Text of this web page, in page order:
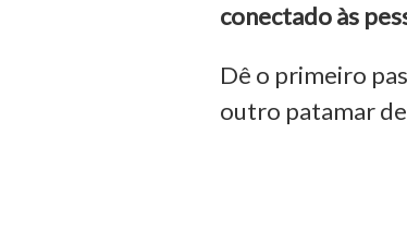
conectado às
Dê o primeiro
outro patamar